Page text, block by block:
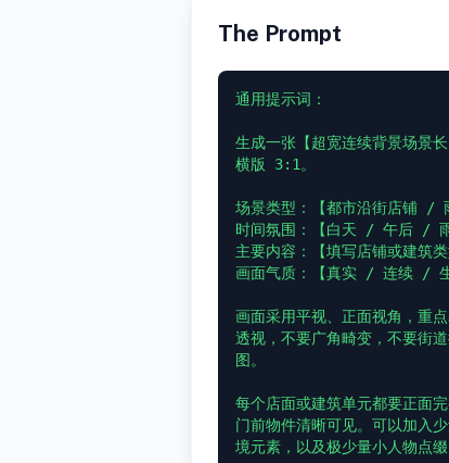
The Prompt
通用提示词：
生成一张【超宽连续背景场景
横版 3:1。
场景类型：【都市沿街店铺 /
时间氛围：【白天 / 午后 /
主要内容：【填写店铺或建筑类
画面气质：【真实 / 连续 /
画面采用平视、正面视角，重
透视，不要广角畸变，不要街
图。
每个店面或建筑单元都要正面
门前物件清晰可见。可以加入
境元素，以及极少量小人物点